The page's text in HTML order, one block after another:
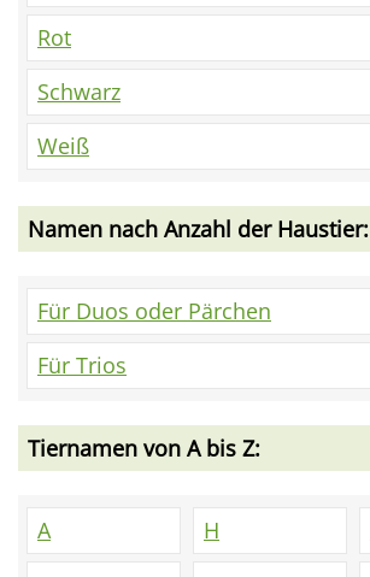
Rot
Schwarz
Weiß
Namen nach Anzahl der Haustier:
Für Duos oder Pärchen
Für Trios
Tiernamen von A bis Z:
A
H